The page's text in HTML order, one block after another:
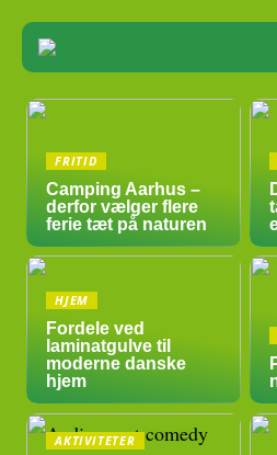
FRITID
Camping Aarhus –
derfor vælger flere
ferie tæt på naturen
HJEM
Fordele ved
laminatgulve til
moderne danske
hjem
AKTIVITETER